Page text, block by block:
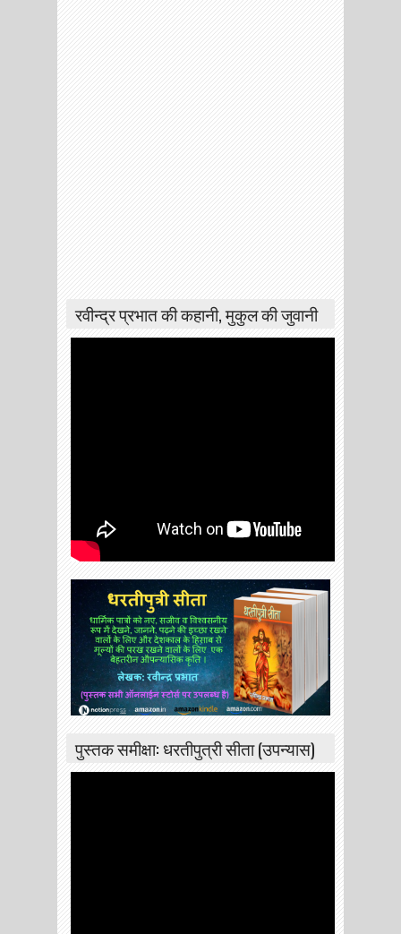
रवीन्द्र प्रभात की कहानी, मुकुल की जुवानी
पुस्तक समीक्षा: धरतीपुत्री सीता (उपन्यास)